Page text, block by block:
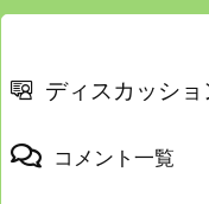
ディスカッショ
コメント一覧